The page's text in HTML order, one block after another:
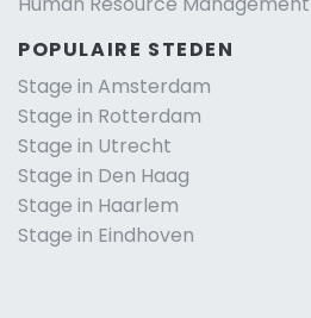
POPULAIRE STEDEN
Stage in Amsterdam
Stage in Rotterdam
Stage in Utrecht
Stage in Den Haag
Stage in Haarlem
Stage in Eindhoven